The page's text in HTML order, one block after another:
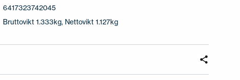
6417323742045
Bruttovikt 1.333kg, Nettovikt 1.127kg